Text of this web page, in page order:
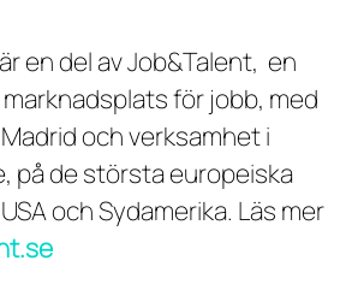
en del av Job&Talent, en
för jobb, med
och verksamhet i
på de största europeiska
och Sydamerika. Läs mer